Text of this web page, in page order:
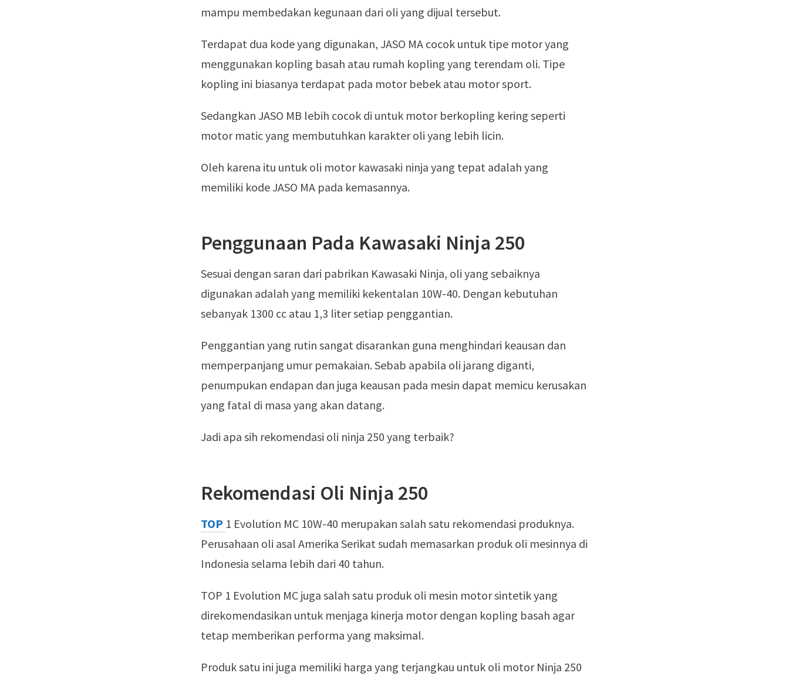
mampu membedakan kegunaan dari oli yang dijual tersebut.
Terdapat dua kode yang digunakan, JASO MA cocok untuk tipe motor yang
menggunakan kopling basah atau rumah kopling yang terendam oli. Tipe
kopling ini biasanya terdapat pada motor bebek atau motor sport.
Sedangkan JASO MB lebih cocok di untuk motor berkopling kering seperti
motor matic yang membutuhkan karakter oli yang lebih licin.
Oleh karena itu untuk oli motor kawasaki ninja yang tepat adalah yang
memiliki kode JASO MA pada kemasannya.
Penggunaan Pada Kawasaki Ninja 250
Sesuai dengan saran dari pabrikan Kawasaki Ninja, oli yang sebaiknya
digunakan adalah yang memiliki kekentalan 10W-40. Dengan kebutuhan
sebanyak 1300 cc atau 1,3 liter setiap penggantian.
Penggantian yang rutin sangat disarankan guna menghindari keausan dan
memperpanjang umur pemakaian. Sebab apabila oli jarang diganti,
penumpukan endapan dan juga keausan pada mesin dapat memicu kerusakan
yang fatal di masa yang akan datang.
Jadi apa sih rekomendasi oli ninja 250 yang terbaik?
Rekomendasi Oli Ninja 250
TOP 1 Evolution MC 10W-40 merupakan salah satu rekomendasi produknya.
Perusahaan oli asal Amerika Serikat sudah memasarkan produk oli mesinnya di
Indonesia selama lebih dari 40 tahun.
TOP 1 Evolution MC juga salah satu produk oli mesin motor sintetik yang
direkomendasikan untuk menjaga kinerja motor dengan kopling basah agar
tetap memberikan performa yang maksimal.
Produk satu ini juga memiliki harga yang terjangkau untuk oli motor Ninja 250